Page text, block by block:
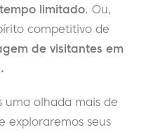
limitado. Ou,
competitivo de
de visitantes em
uma olhada mais de
exploraremos seus